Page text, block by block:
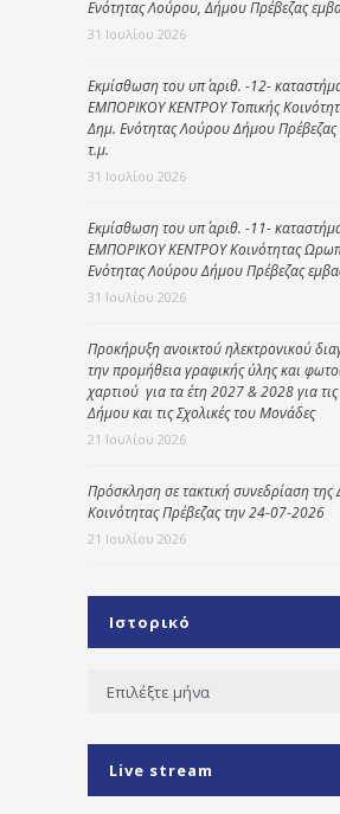
Ενότητας Λούρου, Δήμου Πρέβεζας
31 Ιουλίου 2026
Εκμίσθωση του υπ΄ αριθ. -12-
ΕΜΠΟΡΙΚΟΥ ΚΕΝΤΡΟΥ Τοπικής
Δημ. Ενότητας Λούρου Δήμου
τ.μ.
31 Ιουλίου 2026
Εκμίσθωση του υπ΄ αριθ. -11-
ΕΜΠΟΡΙΚΟΥ ΚΕΝΤΡΟΥ Κοινότητας
Ενότητας Λούρου Δήμου Πρέβεζας
31 Ιουλίου 2026
Προκήρυξη ανοικτού ηλεκτρονικού
την προμήθεια γραφικής ύλης και
χαρτιού για τα έτη 2027 & 2028 για
Δήμου και τις Σχολικές του Μονάδες
21 Ιουλίου 2026
Πρόσκληση σε τακτική συνεδρίαση της
Κοινότητας Πρέβεζας την 24-07-2026
21 Ιουλίου 2026
Ιστορικό
Ιστορικό
Live stream